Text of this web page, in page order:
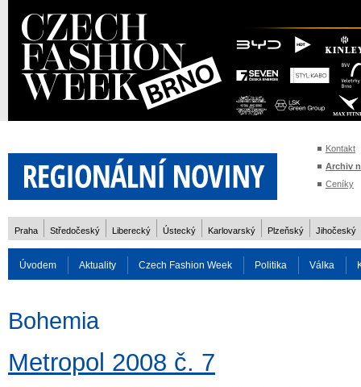
Kontakt
Archiv
Ceníky
Praha Středočeský Liberecký Ústecký Karlovarský Plzeňský Jihočeský
Úvodem Aktuality Czech Fashion Week Politika Válka
Bohemia
Metropol 2008 č. 7